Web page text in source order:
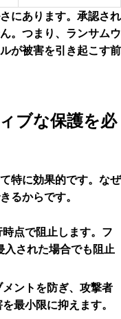
にあります。承認され
。つまり、ランサムウ
が被害を引き起こす前
ブな保護を必
特に効果的です。なぜ
るからです。
点で阻止し ます。フ
入された場合でも阻止
ントを防ぎ、 攻撃者
最小限に抑えます。